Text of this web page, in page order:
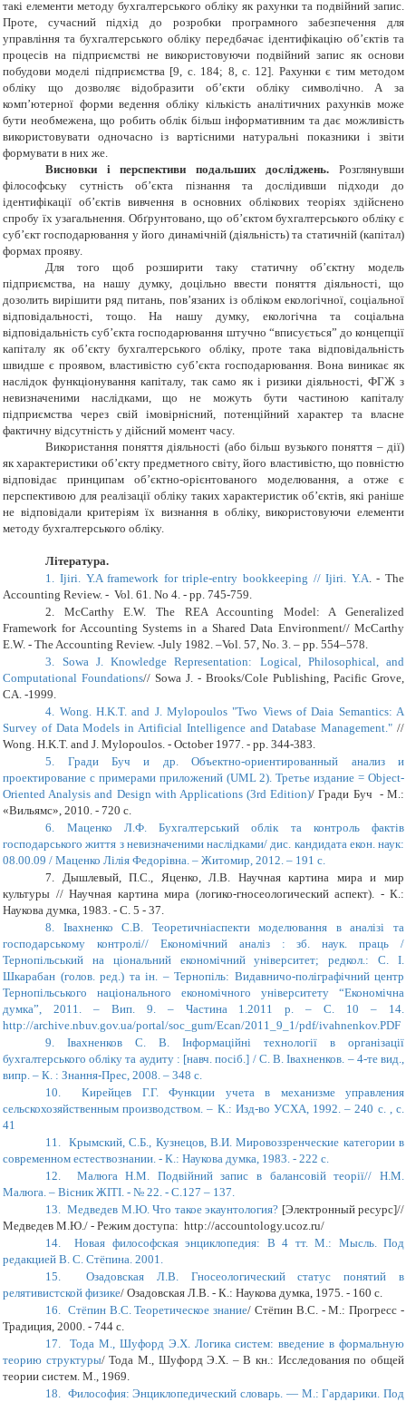
такі елементи методу бухгалтерського обліку як рахунки та подвійний запис.
Проте, сучасний підхід до розробки програмного забезпечення для
управління та бухгалтерського обліку передбачає ідентифікацію об’єктів та
процесів на підприємстві не використовуючи подвійний запис як основи
побудови моделі підприємства [9, c. 184; 8, с. 12]. Рахунки є тим методом
обліку що дозволяє відобразити об’єкти обліку символічно. А за
комп’ютерної форми ведення обліку кількість аналітичних рахунків може
бути необмежена, що робить облік більш інформативним та дає можливість
використовувати одночасно із вартісними натуральні показники і звіти
формувати в них же.
Висновки і перспективи подальших досліджень. Розглянувши
філософську сутність об’єкта пізнання та дослідивши підходи до
ідентифікації об’єктів вивчення в основних облікових теоріях здійснено
спробу їх узагальнення. Обґрунтовано, що об’єктом бухгалтерського обліку є
суб’єкт господарювання у його динамічній (діяльність) та статичній (капітал)
формах прояву.
Для того щоб розширити таку статичну об’єктну модель
підприємства, на нашу думку, доцільно ввести поняття діяльності, що
дозолить вирішити ряд питань, пов’язаних із обліком екологічної, соціальної
відповідальності, тощо. На нашу думку, екологічна та соціальна
відповідальність суб’єкта господарювання штучно “вписується” до концепції
капіталу як об’єкту бухгалтерського обліку, проте така відповідальність
швидше є проявом, властивістю суб’єкта господарювання. Вона виникає як
наслідок функціонування капіталу, так само як і ризики діяльності, ФГЖ з
невизначеними наслідками, що не можуть бути частиною капіталу
підприємства через свій імовірнісний, потенційний характер та власне
фактичну відсутність у дійсний момент часу.
Використання поняття діяльності (або більш вузького поняття – дії)
як характеристики об’єкту предметного світу, його властивістю, що повністю
відповідає принципам об’єктно-орієнтованого моделювання, а отже є
перспективою для реалізації обліку таких характеристик об’єктів, які раніше
не відповідали критеріям їх визнання в обліку,використовуючи елементи
методу бухгалтерського обліку.
Література.
1. Ijiri. Y.A framework for triple-entry bookkeeping // Ijiri. Y.A. -The
Accounting Review. - Vol. 61. No 4. - pp. 745-759.
2.
McCarthy E.W. The REA Accounting Model: A Generalized
Framework for Accounting Systems in a Shared Data Environment//McCarthy
E.W. - The Accounting Review. -July 1982. –Vol. 57, No. 3. – pp. 554–578.
3. Sowa J. Knowledge Representation: Logical, Philosophical, and
Computational Foundations// Sowa J. - Brooks/Cole Publishing, Pacific Grove,
CA. -1999.
4. Wong. H.K.T. and J. Mylopoulos "Two Views of Daia Semantics: A
Survey of Data Models in Artificial Intelligence and Database Management." //
Wong. H.K.T. and J. Mylopoulos. - October 1977. - pp. 344-383.
5.
Гради Буч и др. Объектно-ориентированный анализ и
проектирование с примерами приложений (UML 2). Третье издание = Object-
Oriented Analysis and Design with Applications (3rd Edition)/Гради Буч -М.:
«Вильямс», 2010. - 720 с.
6.
Маценко Л.Ф. Бухгалтерський облік та контроль фактів
господарського життя з невизначеними наслідками/ дис. кандидата екон. наук:
08.00.09 / Маценко Лілія Федорівна. – Житомир, 2012. – 191 с.
7. Дышлевый, П.С., Яценко, Л.В. Научная картина мира и мир
культуры // Научная картина мира (логико-гносеологический аспект). - К.:
Наукова думка, 1983. - С. 5 - 37.
8.
Івахненко С.В. Теоретичніаспекти моделювання в аналізі та
господарському контролі// Економічний аналіз : зб. наук. праць /
Тернопільський на ціональний економічний університет; редкол.: С. І.
Шкарабан (голов. ред.) та ін. – Тернопіль: Видавничо-поліграфічний центр
Тернопільського національного економічного університету “Економічна
думка”, 2011. – Вип. 9. – Частина 1.2011 р. – С. 10 – 14.
http://archive.nbuv.gov.ua/portal/soc_gum/Ecan/2011_9_1/pdf/ivahnenkov.PDF
9.
Івахненков С. В. Інформаційні технології в організації
бухгалтерського обліку та аудиту : [навч. посіб.] / С. В. Івахненков. – 4-те вид.,
випр. – К. : Знання-Прес, 2008. – 348 с.
10.
Кирейцев Г.Г. Функции учета в механизме управления
сельскохозяйственным производством. – К.: Изд-во УСХА, 1992. – 240 с. , c.
41
11. Крымский, С.Б., Кузнецов, В.И. Мировоззренческие категории в
современном естествознании. - К.: Наукова думка, 1983. - 222 с.
12.
Малюга Н.М. Подвійний запис в балансовій теорії// Н.М.
Малюга. – Вісник ЖІТІ. - № 22. - С.127 – 137.
13. Медведев М.Ю. Что такое экаунтология? [Электронный ресурс]//
Медведев М.Ю./ - Режим доступа: http://accountology.ucoz.ru/
14.
Новая философская энциклопедия: В 4 тт. М.: Мысль. Под
редакцией В. С. Стёпина. 2001.
15.
Озадовская Л.В. Гносеологический статус понятий в
релятивистской физике/ Озадовская Л.В. - К.: Наукова думка, 1975. - 160 с.
16. Стёпин В.С. Теоретическое знание/Стёпин В.С. - М.: Прогресс -
Традиция, 2000. - 744 с.
17.
Тода М., Шуфорд Э.X. Логика систем: введение в формальную
теорию структуры/Тода М., Шуфорд Э.X. – В кн.: Исследования по общей
теории систем. М., 1969.
18. Философия: Энциклопедический словарь. — М.: Гардарики. Под